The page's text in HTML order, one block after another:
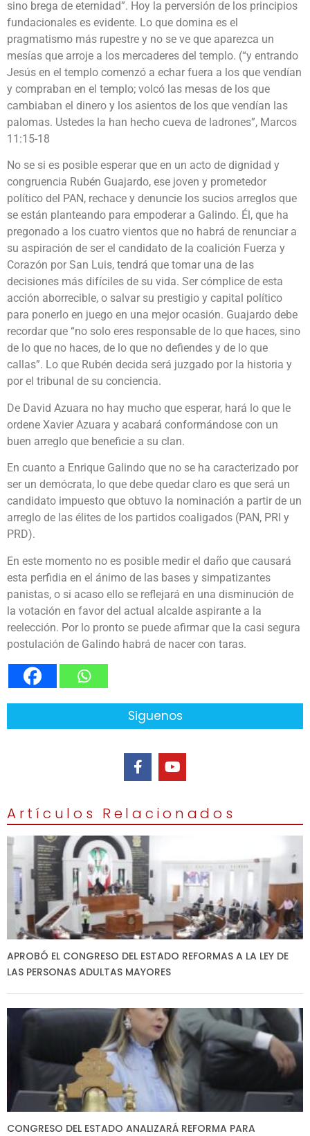
sino brega de eternidad”. Hoy la perversión de los principios
fundacionales es evidente. Lo que domina es el
pragmatismo más rupestre y no se ve que aparezca un
mesías que arroje a los mercaderes del templo. (“y entrando
Jesús en el templo comenzó a echar fuera a los que vendían
y compraban en el templo; volcó las mesas de los que
cambiaban el dinero y los asientos de los que vendían las
palomas. Ustedes la han hecho cueva de ladrones”, Marcos
11:15-18
No se si es posible esperar que en un acto de dignidad y
congruencia Rubén Guajardo, ese joven y prometedor
político del PAN, rechace y denuncie los sucios arreglos que
se están planteando para empoderar a Galindo. Él, que ha
pregonado a los cuatro vientos que no habrá de renunciar a
su aspiración de ser el candidato de la coalición Fuerza y
Corazón por San Luis, tendrá que tomar una de las
decisiones más difíciles de su vida. Ser cómplice de esta
acción aborrecible, o salvar su prestigio y capital político
para ponerlo en juego en una mejor ocasión. Guajardo debe
recordar que “no solo eres responsable de lo que haces, sino
de lo que no haces, de lo que no defiendes y de lo que
callas”. Lo que Rubén decida será juzgado por la historia y
por el tribunal de su conciencia.
De David Azuara no hay mucho que esperar, hará lo que le
ordene Xavier Azuara y acabará conformándose con un
buen arreglo que beneficie a su clan.
En cuanto a Enrique Galindo que no se ha caracterizado por
ser un demócrata, lo que debe quedar claro es que será un
candidato impuesto que obtuvo la nominación a partir de un
arreglo de las élites de los partidos coaligados (PAN, PRI y
PRD).
En este momento no es posible medir el daño que causará
esta perfidia en el ánimo de las bases y simpatizantes
panistas, o si acaso ello se reflejará en una disminución de
la votación en favor del actual alcalde aspirante a la
reelección. Por lo pronto se puede afirmar que la casi segura
postulación de Galindo habrá de nacer con taras.
Siguenos
Artículos Relacionados
APROBÓ EL CONGRESO DEL ESTADO REFORMAS A LA LEY DE
LAS PERSONAS ADULTAS MAYORES
CONGRESO DEL ESTADO ANALIZARÁ REFORMA PARA